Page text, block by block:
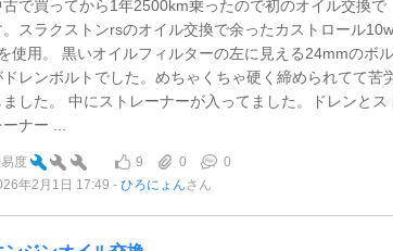
古で買ってから1年2500km乗ったので初のオイル交換で
。スラクストンrsのオイル交換で余ったカストロール
使用。 黒いオイルフィルターの左に見える24mmのボ
ドレンボルトでした。めちゃくちゃ硬く締められてて苦
ました。 中にストレーナーが入ってました。ドレンとス
ナー ...
度 9 0
0
年2月1日 17:49
ひろにょんさん